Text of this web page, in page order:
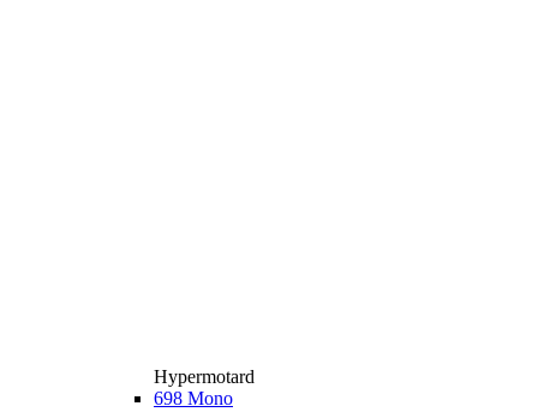
Hypermotard
698 Mono